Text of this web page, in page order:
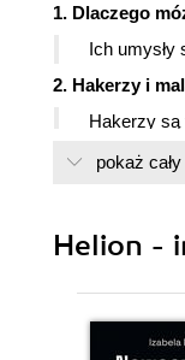
1. Dlaczego
Ich umysły
2. Hakerzy i
Hakerzy są
architekci
4. Dobrzy źli
Hakerzy
podobnie
pokaż
Helion -